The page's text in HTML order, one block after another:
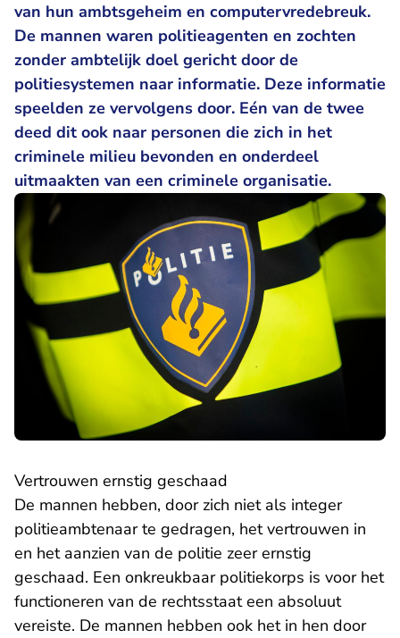
van hun ambtsgeheim en computervredebreuk.
De mannen waren politieagenten en zochten
zonder ambtelijk doel gericht door de
politiesystemen naar informatie. Deze informatie
speelden ze vervolgens door. Eén van de twee
deed dit ook naar personen die zich in het
criminele milieu bevonden en onderdeel
uitmaakten van een criminele organisatie.
Vertrouwen ernstig geschaad
De mannen hebben, door zich niet als integer
politieambtenaar te gedragen, het vertrouwen in
en het aanzien van de politie zeer ernstig
geschaad. Een onkreukbaar politiekorps is voor het
functioneren van de rechtsstaat een absoluut
vereiste. De mannen hebben ook het in hen door